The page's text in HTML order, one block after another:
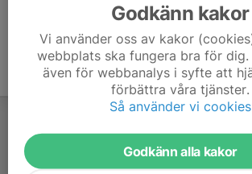
Godkänn kakor
Vi använder oss av kakor
webbplats ska fungera bra för dig.
även för webbanalys i syfte att
förbättra våra tjänster.
Så använder vi cookies
Godkänn alla kakor